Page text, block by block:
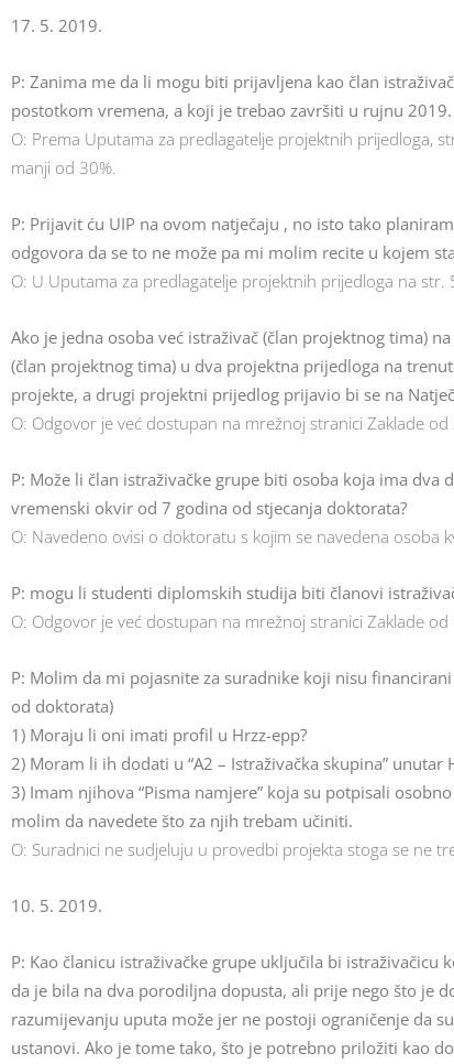
17. 5. 2019.
P: Zanima me da li mogu biti prijavljena kao član
postotkom vremena, a koji je trebao završiti u rujnu
O: Prema Uputama za predlagatelje projektnih prijedloga,
manji od 30%.
P: Prijavit ću UIP na ovom natječaju , no isto tako
odgovora da se to ne može pa mi molim recite u kojem
O: U Uputama za predlagatelje projektnih prijedloga na
Ako je jedna osoba već istraživač (član projektnog tima)
(član projektnog tima) u dva projektna prijedloga na
projekte, a drugi projektni prijedlog prijavio bi se na
O: Odgovor je već dostupan na mrežnoj stranici Zaklade
P: Može li član istraživačke grupe biti osoba koja ima
vremenski okvir od 7 godina od stjecanja doktorata?
O: Navedeno ovisi o doktoratu s kojim se navedena osoba
P: mogu li studenti diplomskih studija biti članovi
O: Odgovor je već dostupan na mrežnoj stranici Zaklade
P: Molim da mi pojasnite za suradnike koji nisu
od doktorata)
1) Moraju li oni imati profil u Hrzz-epp?
2) Moram li ih dodati u “A2 – Istraživačka skupina” unutar
3) Imam njihova “Pisma namjere” koja su potpisali
molim da navedete što za njih trebam učiniti.
O: Suradnici ne sudjeluju u provedbi projekta stoga se ne
10. 5. 2019.
P: Kao članicu istraživačke grupe uključila bi
da je bila na dva porodiljna dopusta, ali prije nego što je
razumijevanju uputa može jer ne postoji ograničenje da
ustanovi. Ako je tome tako, što je potrebno priložiti kao